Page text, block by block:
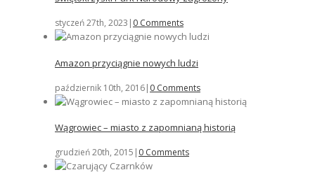
styczeń 27th, 2023 | 0 Comments
Amazon przyciągnie nowych ludzi
październik 10th, 2016| 0 Comments
Wągrowiec – miasto z zapomnianą historią
grudzień 20th, 2015 | 0 Comments